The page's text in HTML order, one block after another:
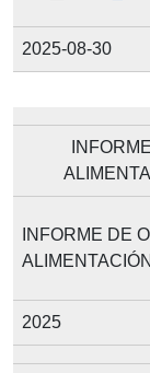
2025-08-30
INFORME DE
2025